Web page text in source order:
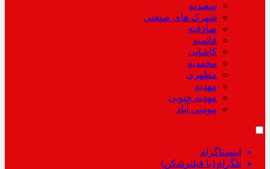
سعیدیه
شهرک های صنعتی
صادقیه
قائمیه
کاشانی
محمدیه
مطهری
مهدیه
مهدیه جنوبی
موسی آباد
اینستاگرام
تلگرام{با فیلترشکن)